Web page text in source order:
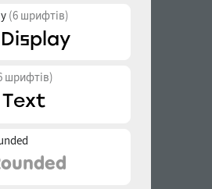
(6 шрифтів)
шрифтів)